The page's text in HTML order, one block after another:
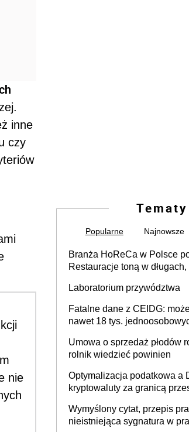
inne
czy
nie
Tematy
Popularne Najnowsze
Branża HoReCa w Polsce
Restauracje toną w
Laboratorium przywództwa
Fatalne dane z CEIDG:
nawet 18 tys.
Umowa o sprzedaż płodów
rolnik wiedzieć powinien
Optymalizacja podatkowa a
kryptowaluty za granicą
Wymyślony cytat, przepis
nieistniejąca sygnatura w